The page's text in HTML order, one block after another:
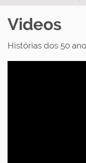
Videos
Histórias dos 50